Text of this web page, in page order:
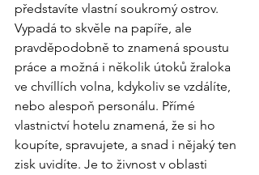
představíte vlastní soukromý ostrov.
Vypadá to skvěle na papíře, ale
pravděpodobně to znamená spoustu
práce a možná i několik útoků žraloka
ve chvíllích volna, kdykoliv se vzdálíte,
nebo alespoň personálu. Přímé
vlastnictví hotelu znamená, že si ho
koupíte, spravujete, a snad i nějaký ten
zisk uvidíte. Je to živnost v oblasti